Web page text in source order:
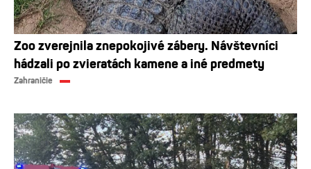
Zoo zverejnila znepokojivé zábery. Návštevníci
hádzali po zvieratách kamene a iné predmety
Zahraničie